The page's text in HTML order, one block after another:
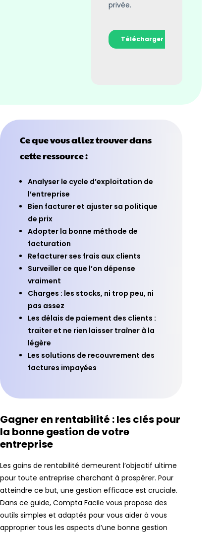
Ce que vous allez trouver dans
cette ressource :
Analyser le cycle d’exploitation de
l’entreprise
Bien facturer et ajuster sa politique
de prix
Adopter la bonne méthode de
facturation
Refacturer ses frais aux clients
Surveiller ce que l’on dépense
vraiment
Charges : les stocks, ni trop peu, ni
pas assez
Les délais de paiement des clients :
traiter et ne rien laisser traîner à la
légère
Les solutions de recouvrement des
factures impayées
Gagner en rentabilité : les clés pour
la bonne gestion de votre
entreprise
Les gains de rentabilité demeurent l’objectif ultime
pour toute entreprise cherchant à prospérer. Pour
atteindre ce but, une gestion efficace est cruciale.
Dans ce guide, Compta Facile vous propose des
outils simples et adaptés pour vous aider à vous
approprier tous les aspects d’une bonne gestion